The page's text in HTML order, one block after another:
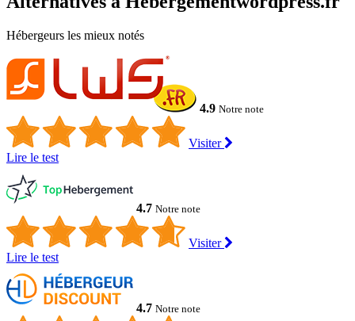
Hébergeurs les mieux notés
4.9 Notre note
Visiter
Lire le test
4.7 Notre note
Visiter
Lire le test
4.7 Notre note